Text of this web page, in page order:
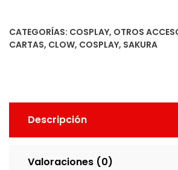
CATEGORÍAS: COSPLAY, OTROS
CARTAS, CLOW, COSPLAY, SAKURA
Descripción
Valoraciones (0)